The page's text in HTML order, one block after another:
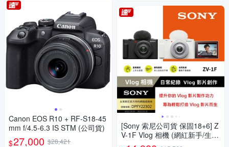
Canon EOS R10 + RF-S18-45
mm f/4.5-6.3 IS STM (公司貨)
$27,000 $28,421
[Sony 索尼公司貨 保固18+6] Z
V-1F Vlog 相機 (網紅新手/生活
隨拍)